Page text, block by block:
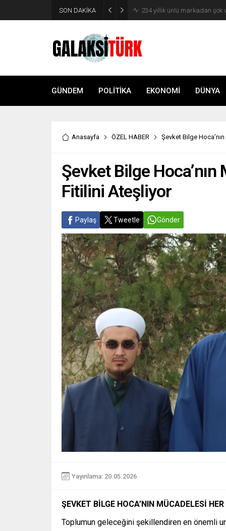
SON DAKİKA Vücudunuzu zehirliyor:
GÜNDEM POLİTİKA EKONOMİ DÜNYA
Anasayfa ÖZEL HABER Şevket Bilge
Şevket Bilge
Fitilini Ateşliyor
Paylaş Tweetle Gönder
Yayınlama: 20.05.2026
ŞEVKET BİLGE HOCA’NIN MÜCADELESİ
Toplumun geleceğini şekillendiren en önemli